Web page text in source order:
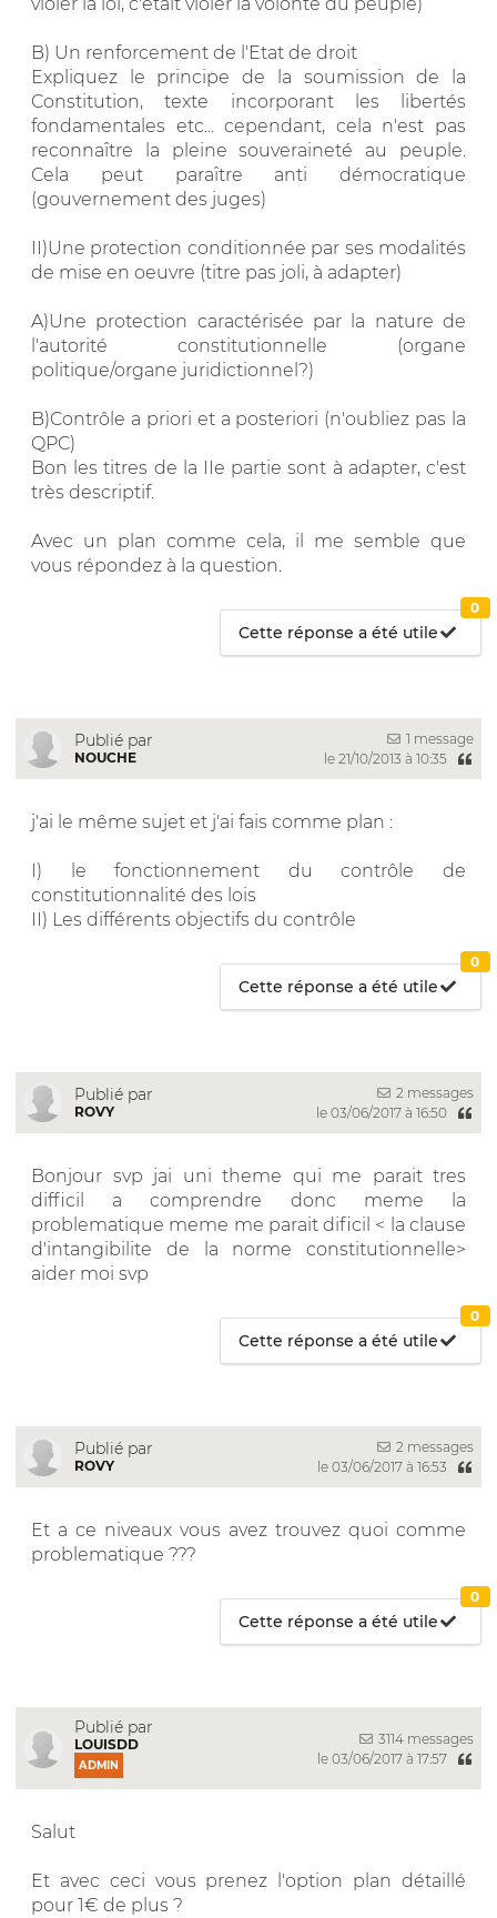
B) Un renforcement de l'Etat de droit
Expliquez le principe de la soumission de la
Constitution, texte incorporant les libertés
fondamentales etc... cependant, cela n'est pas
reconnaître la pleine souveraineté au peuple.
Cela peut paraître anti démocratique
(gouvernement des juges)
II)Une protection conditionnée par ses modalités
de mise en oeuvre (titre pas joli, à adapter)
A)Une protection caractérisée par la nature de
l'autorité constitutionnelle (organe
politique/organe juridictionnel?)
B)Contrôle a priori et a posteriori (n'oubliez pas la
QPC)
Bon les titres de la IIe partie sont à adapter, c'est
très descriptif.
Avec un plan comme cela, il me semble que
vous répondez à la question.
Cette réponse a été utile
0
Publié par
NOUCHE
1 message
le 21/10/2013 à 10:35
j'ai le même sujet et j'ai fais comme plan :
I) le fonctionnement du contrôle de
constitutionnalité des lois
II) Les différents objectifs du contrôle
Cette réponse a été utile
0
Publié par
ROVY
2 messages
le 03/06/2017 à 16:50
Bonjour svp jai uni theme qui me parait tres
difficil a comprendre donc meme la
problematique meme me parait dificil < la clause
d'intangibilite de la norme constitutionnelle>
aider moi svp
Cette réponse a été utile
0
Publié par
ROVY
2 messages
le 03/06/2017 à 16:53
Et a ce niveaux vous avez trouvez quoi comme
problematique ???
Cette réponse a été utile
0
Publié par
LOUISDD
ADMIN
3114 messages
le 03/06/2017 à 17:57
Salut
Et avec ceci vous prenez l'option plan détaillé
pour 1€ de plus ?